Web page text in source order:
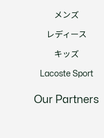
メンズ
レディース
キッズ
Lacoste Sport
Our Partners